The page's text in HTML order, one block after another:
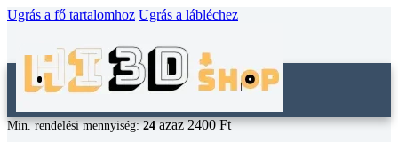
Ugrás a fő tartalomhoz Ugrás a lábléchez
Min. rendelési mennyiség:24azaz 2400 Ft